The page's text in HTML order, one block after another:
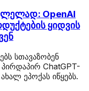
OpenAI
ყიდვის
სთავაზობენ
ChatGPT-
ეპოქას იწყებს.